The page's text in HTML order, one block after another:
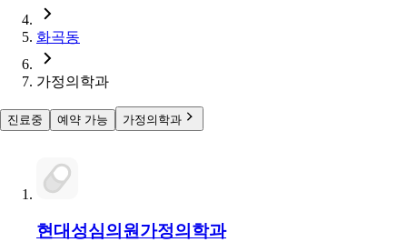
화곡동
가정의학과
진료중 예약 가능 가정의학과
현대성심의원가정의학과